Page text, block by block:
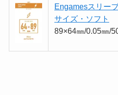
Engamesスリー
サイズ・ソフト
89×64㎜/0.05㎜/